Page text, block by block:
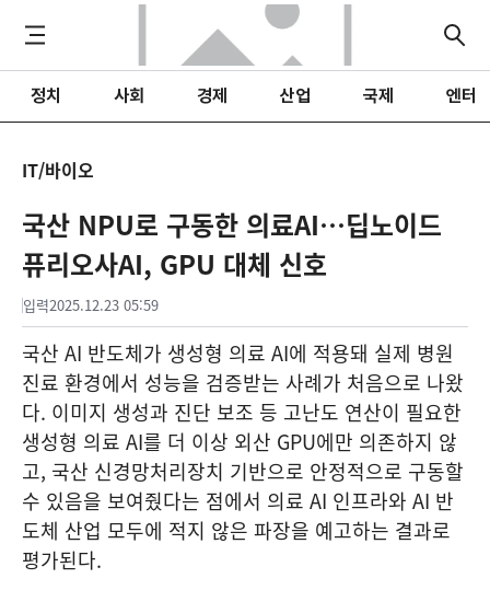
정치 사회 경제 산업 국제 엔터
IT/바이오
국산 NPU로 구동한 의료AI…딥노이드
퓨리오사AI, GPU 대체 신호
입력2025.12.23 05:59
국산 AI 반도체가 생성형 의료 AI에 적용돼 실제 병원
진료 환경에서 성능을 검증받는 사례가 처음으로 나왔
다. 이미지 생성과 진단 보조 등 고난도 연산이 필요한
생성형 의료 AI를 더 이상 외산 GPU에만 의존하지 않
고, 국산 신경망처리장치 기반으로 안정적으로 구동할
수 있음을 보여줬다는 점에서 의료 AI 인프라와 AI 반
도체 산업 모두에 적지 않은 파장을 예고하는 결과로
평가된다.